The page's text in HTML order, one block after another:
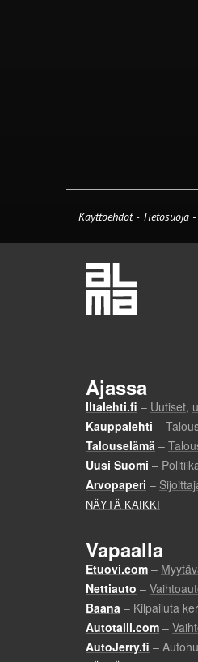
Käyttöehdot - Tietosuoja -